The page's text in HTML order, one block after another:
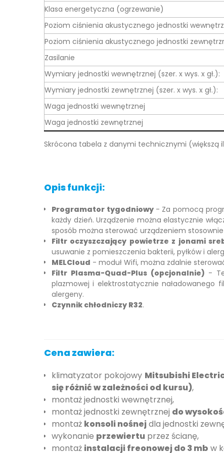
Klasa energetyczna (ogrzewanie)
Poziom ciśnienia akustycznego jednostki
Poziom ciśnienia akustycznego jednostki
Zasilanie
Wymiary jednostki wewnętrznej (szer. x wys. x gł.):
Wymiary jednostki zewnętrznej (szer. x wys. x gł.):
Waga jednostki wewnętrznej
Waga jednostki zewnętrznej
Skrócona tabela z danymi technicznymi (większą
Opis funkcji:
Programator tygodniowy - Za pomocą
każdy dzień. Urządzenie można elastycznie
sposób można sterować urządzeniem
Filtr oczyszczający powietrze z jonami
usuwanie z pomieszczenia bakterii, pyłków i
MELCloud - moduł Wifi, można zdalnie
Filtr Plasma-Quad-Plus (opcjonalnie) -
plazmowej i elektrostatycznie naładowanego
alergeny.
Czynnik chłodniczy R32.
Cena zawiera:
klimatyzator pokojowy Mitsubishi Electric
się różnić w zależności od kursu),
montaż jednostki wewnętrznej,
montaż jednostki zewnętrznej do
montaż konsoli nośnejdla jednostki
wykonanie przewiertu przez ścianę,
montaż instalacji freonowej do 3 mb w